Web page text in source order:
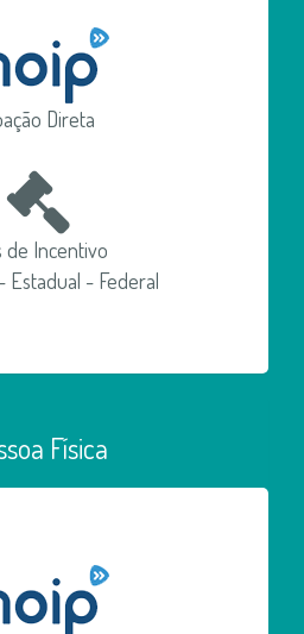
Direta
de Incentivo
Estadual - Federal
Física